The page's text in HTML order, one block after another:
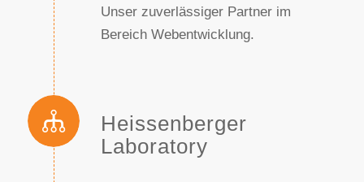
Unser zuverlässiger Partner im
Bereich Webentwicklung.
Heissenberger
Laboratory